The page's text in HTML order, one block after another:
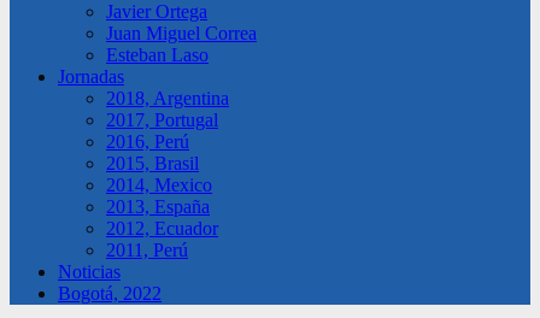
Javier Ortega
Juan Miguel Correa
Esteban Laso
Jornadas
2018, Argentina
2017, Portugal
2016, Perú
2015, Brasil
2014, Mexico
2013, España
2012, Ecuador
2011, Perú
Noticias
Bogotá, 2022